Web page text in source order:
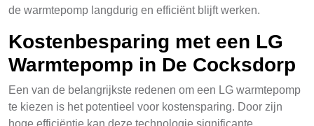
de warmtepomp langdurig en efficiënt blijft werken.
Kostenbesparing met een LG
Warmtepomp in De Cocksdorp
Een van de belangrijkste redenen om een LG warmtepomp
te kiezen is het potentieel voor kostensparing. Door zijn
hoge efficiëntie kan deze technologie significante